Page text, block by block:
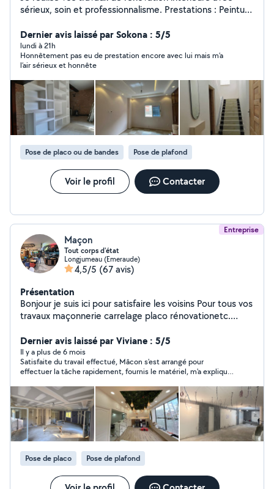
sérieux, soin et professionnalisme. Prestations : Peinture
nettoyage, enduit, ponçage, sous-couche Travaux de
placoplâtre : pose de plaques, cloisons, doublage, faux
plafonds, bandes à joints et réparations Pose de sols
stratifiés et PVC Montage de meubles Fixation
d'étagères, tringles, cadres, miroirs Petits travaux de
bricolage et finitions Devis gratuit Travail propre et
soigné Tarifs transparents Respect des délais À l'écoute
de vos besoins, je vous accompagne pour tous vos
projets de rénovation intérieure. Contactez-moi pour un
devis gratuit !
Dernier avis laissé par Sokona : 5/5
lundi à 21h
Honnêtement pas eu de prestation encore avec lui mais m’a
l’air sérieux et honnête
Pose de placo ou de bandes Pose de plafond
Voir le profil Contacter
Entreprise
Maçon
Tout corps d'état
Longjumeau (Emeraude)
4,5/5 (67 avis)
Présentation
Bonjour je suis ici pour satisfaire les voisins Pour tous vos
travaux maçonnerie carrelage placo rénovationetc.
Cordialement.0749844860
Dernier avis laissé par Viviane : 5/5
Il y a plus de 6 mois
Satisfaite du travail effectué, Mâcon s'est arrangé pour
effectuer la tâche rapidement, fournis le matériel, m'a expliqué
donne des conseils.
Pose de placo Pose de plafond